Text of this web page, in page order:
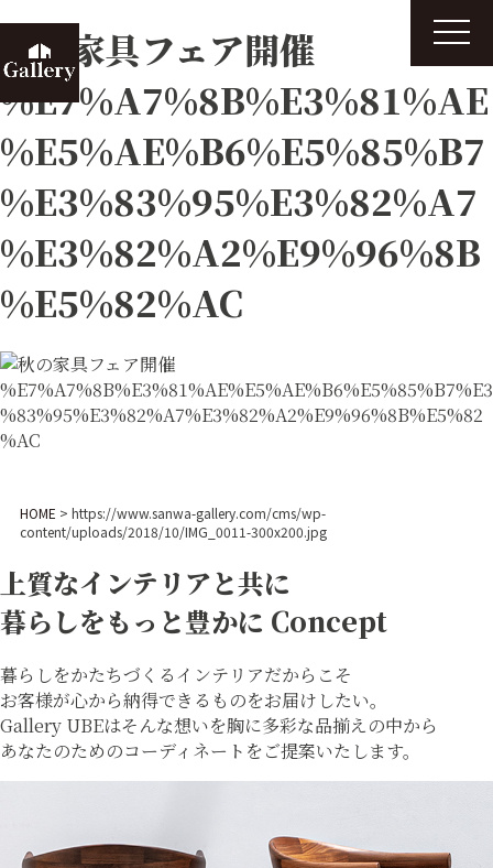
秋の家具フェア開催
%E7%A7%8B%E3%81%AE
%E5%AE%B6%E5%85%B7
%E3%83%95%E3%82%A7
%E3%82%A2%E9%96%8B
%E5%82%AC
t
o
l
e
a
v
g
a
i
o
HOME > https://www.sanwa-gallery.com/cms/wp-
content/uploads/2018/10/IMG_0011-300x200.jpg
上質なインテリアと共に
暮らしをもっと豊かに Concept
暮らしをかたちづくるインテリアだからこそ
お客様が心から納得できるものをお届けしたい。
Gallery UBEはそんな想いを胸に多彩な品揃えの中から
あなたのためのコーディネートをご提案いたします。